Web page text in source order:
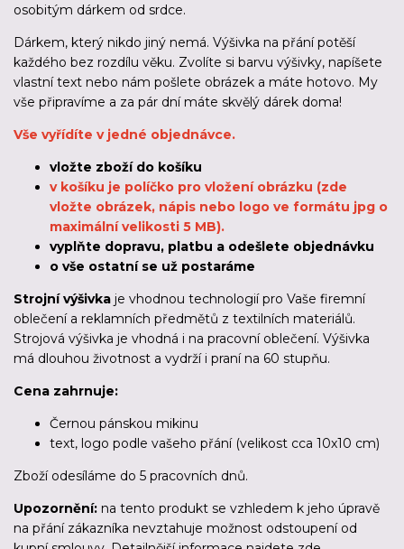
osobitým dárkem od srdce.
Dárkem, který nikdo jiný nemá. Výšivka na přání potěší
každého bez rozdílu věku. Zvolíte si barvu výšivky, napíšete
vlastní text nebo nám pošlete obrázek a máte hotovo. My
vše připravíme a za pár dní máte skvělý dárek doma!
Vše vyřídíte v jedné objednávce.
vložte zboží do košíku
v košíku je políčko pro vložení obrázku (zde
vložte obrázek, nápis nebo logo ve formátu jpg o
maximální velikosti 5 MB).
vyplňte dopravu, platbu a odešlete objednávku
o vše ostatní se už postaráme
Strojní výšivka je vhodnou technologií pro Vaše firemní
oblečení a reklamních předmětů z textilních materiálů.
Strojová výšivka je vhodná i na pracovní oblečení. Výšivka
má dlouhou životnost a vydrží i praní na 60 stupňu.
Cena zahrnuje:
Černou pánskou mikinu
text, logo podle vašeho přání (velikost cca 10x10 cm)
Zboží odesíláme do 5 pracovních dnů.
Upozornění: na tento produkt se vzhledem k jeho úpravě
na přání zákazníka nevztahuje možnost odstoupení od